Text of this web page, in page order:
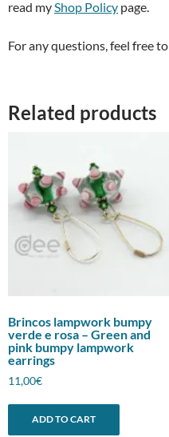
read my Shop Policy page.
For any questions, feel free to
Related products
Brincos lampwork bumpy
verde e rosa – Green and
pink bumpy lampwork
earrings
11,00€
ADD TO CART